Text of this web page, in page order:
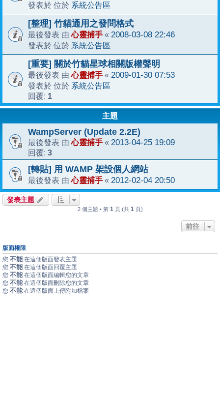
發表於 位於 系統公告區
[整理] 竹貓通用之發問格式
最後發表 由心靈捕手 « 2008-03-08 22:46
發表於 位於 系統公告區
[重要] 關於竹貓星球相關版權聲明
最後發表 由心靈捕手 « 2009-01-30 07:53
發表於 位於 系統公告區
回覆: 1
主題
WampServer (Update 2.2E)
最後發表 由心靈捕手 « 2013-04-25 19:09
回覆: 3
[轉貼] 用 WAMP 架設個人網站
最後發表 由心靈捕手 « 2012-02-04 20:50
發表主題
2 個主題 • 第 1 頁 (共 1 頁)
前往
版面權限
您 不能 在這個版面發表主題
您 不能 在這個版面回覆主題
您 不能 在這個版面編輯您的文章
您 不能 在這個版面刪除您的文章
您 不能 在這個版面上傳附加檔案